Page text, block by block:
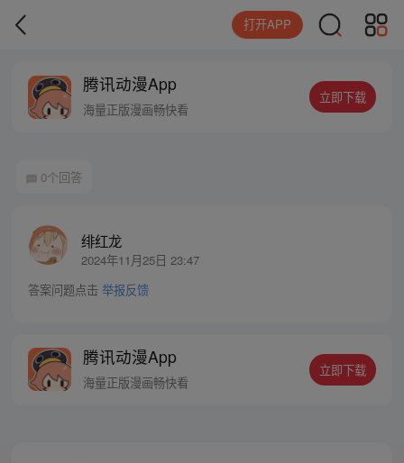
打开APP
腾讯动漫App
海量正版漫画畅快看
立即下载
0个回答
绯红龙
2024年11月25日 23:47
答案问题点击 举报反馈
腾讯动漫App
海量正版漫画畅快看
立即下载